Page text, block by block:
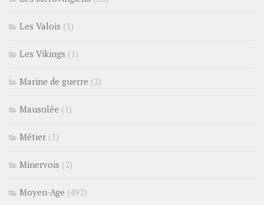
Les Valois (1)
Les Vikings (1)
Marine de guerre (2)
Mausolée (1)
Métier (1)
Minervois (2)
Moyen-Age (492)